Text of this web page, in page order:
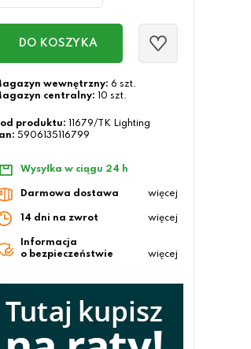
DO KOSZYKA
wewnętrzny: 6 szt.
centralny: 10 szt.
produktu:
11679/TK Lighting
5906135116799
Wysyłka w ciągu 24 h
Darmowa dostawa więcej
14 dni na zwrot więcej
Informacja
o bezpieczeństwie
więcej